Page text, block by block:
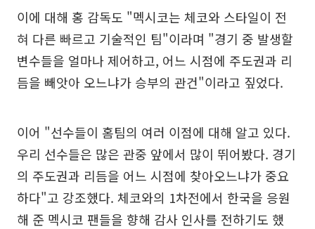
이에 대해 홍 감독도 "멕시코는 체코와 스타일이 전
혀 다른 빠르고 기술적인 팀"이라며 "경기 중 발생할
변수들을 얼마나 제어하고, 어느 시점에 주도권과 리
듬을 빼앗아 오느냐가 승부의 관건"이라고 짚었다.
이어 "선수들이 홈팀의 여러 이점에 대해 알고 있다.
우리 선수들은 많은 관중 앞에서 많이 뛰어봤다. 경기
의 주도권과 리듬을 어느 시점에 찾아오느냐가 중요
하다"고 강조했다. 체코와의 1차전에서 한국을 응원
해 준 멕시코 팬들을 향해 감사 인사를 전하기도 했